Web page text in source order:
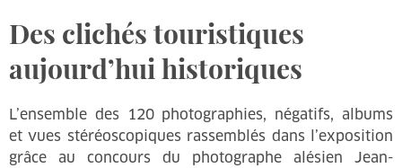
Des clichés touristiques
aujourd’hui historiques
L’ensemble des 120 photographies, négatifs, albums
et vues stéréoscopiques rassemblés dans l’exposition
grâce au concours du photographe alésien Jean-